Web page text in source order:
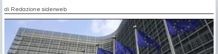
di Redazione siderweb